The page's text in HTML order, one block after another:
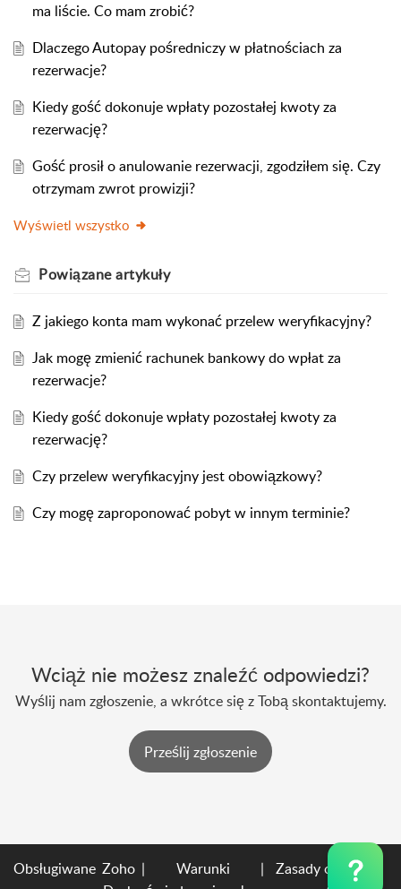
ma liście. Co mam zrobić?
Dlaczego Autopay pośredniczy w płatnościach za
rezerwacje?
Kiedy gość dokonuje wpłaty pozostałej kwoty za
rezerwację?
Gość prosił o anulowanie rezerwacji, zgodziłem się. Czy
otrzymam zwrot prowizji?
Wyświetl wszystko
Powiązaneartykuły
Z jakiego konta mam wykonać przelew weryfikacyjny?
Jak mogę zmienić rachunek bankowy do wpłat za
rezerwacje?
Kiedy gość dokonuje wpłaty pozostałej kwoty za
rezerwację?
Czy przelew weryfikacyjny jest obowiązkowy?
Czy mogę zaproponować pobyt w innym terminie?
Wciąż nie możesz znaleźć odpowiedzi?
Wyślij nam zgłoszenie, a wkrótce się z Tobą skontaktujemy.
Prześlij zgłoszenie
Obsługiwane Zoho |
Warunki
|
Zasady ochrony